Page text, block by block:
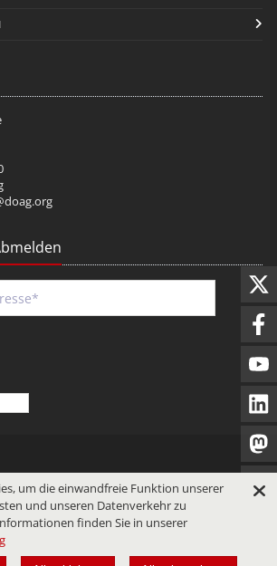
Nutzungsbedingungen
um die einwandfreie Funktion unserer
und unseren Datenverkehr zu
finden Sie in unserer